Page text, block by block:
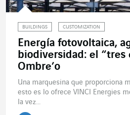
BUILDINGS CUSTOMIZATION
Energía fotovoltaica,
biodiversidad: el “tres
Ombre’o
Una marquesina que proporciona
esto es lo ofrece VINCI Energies
la vez...